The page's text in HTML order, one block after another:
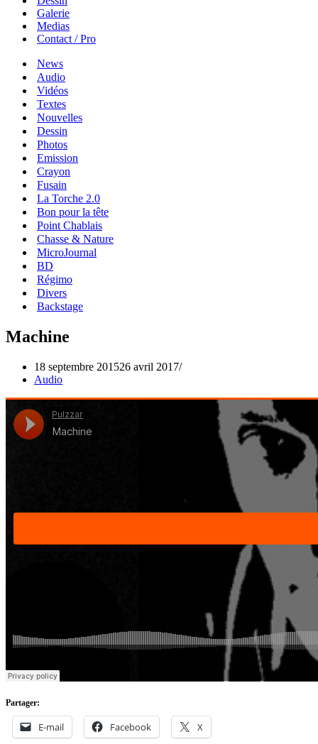
Galerie
Medias
Contact / Pro
News
Audio
Vidéos
Textes
Nouvelles
Dessin
Photos
Emission
Crayon
Fusain
La Torche 2.0
Bon pour la tête
Point Chablais
Chasse & Nature
MicroJournal
BD
Régimo
Divers
Backstage
Machine
18 septembre 201526 avril 2017
Audio
Partager:
E-mail Facebook X